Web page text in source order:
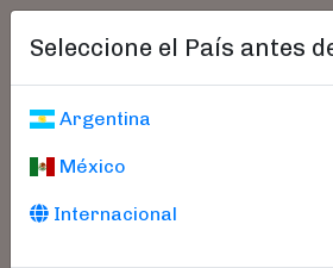
Seleccione el País antes
Argentina
México
Internacional